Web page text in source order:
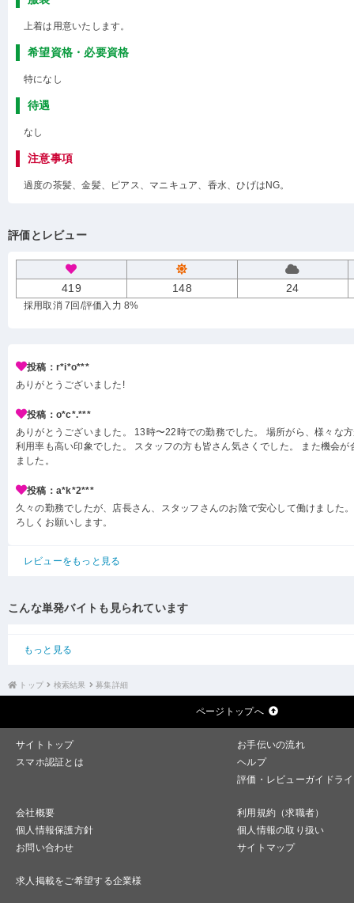
上着は用意いたします。
希望資格・必要資格
特になし
待遇
なし
注意事項
過度の茶髪、金髪、ピアス、マニキュア、香水、ひげはNG。
評価とレビュー
419 148 24
採用取消 7回 /評価入力 8%
投稿：r*i*o***
ありがとうございました!
投稿：o*c*.***
ありがとうございました。 13時〜22時での勤務でした。 場所がら、様々な
利用率も高い印象でした。 スタッフの方も皆さん気さくでした。 また機会が
ました。
投稿：a*k*2***
久々の勤務でしたが、店長さん、スタッフさんのお陰で安心して働けました
ろしくお願いします。
レビューをもっと見る
こんな単発バイトも見られています
もっと見る
トップ 検索結果 募集詳細
ページトップへ
サイトトップ
お手伝いの流れ
スマホ認証とは
ヘルプ
評価・レビューガイドラ
会社概要
利用規約（求職者）
個人情報保護方針
個人情報の取り扱い
お問い合わせ
サイトマップ
求人掲載をご希望する企業様